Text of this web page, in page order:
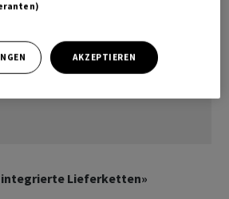
integrierte Lieferketten»
AKZEPTIEREN